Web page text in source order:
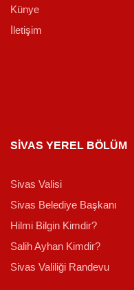
Künye
İletişim
SİVAS YEREL BÖLÜM
Sivas Valisi
Sivas Belediye Başkanı
Hilmi Bilgin Kimdir?
Salih Ayhan Kimdir?
Sivas Valiliği Randevu